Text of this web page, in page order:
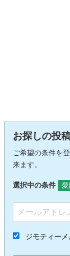
お探しの投
ご希望の条件を
来ます。
選択中の条件 愛
ジモティー